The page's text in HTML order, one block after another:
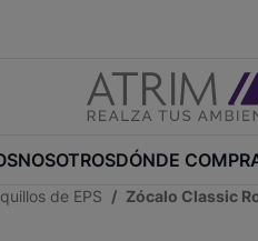
NOSOTROSDÓNDE
de EPS Zócalo Classic